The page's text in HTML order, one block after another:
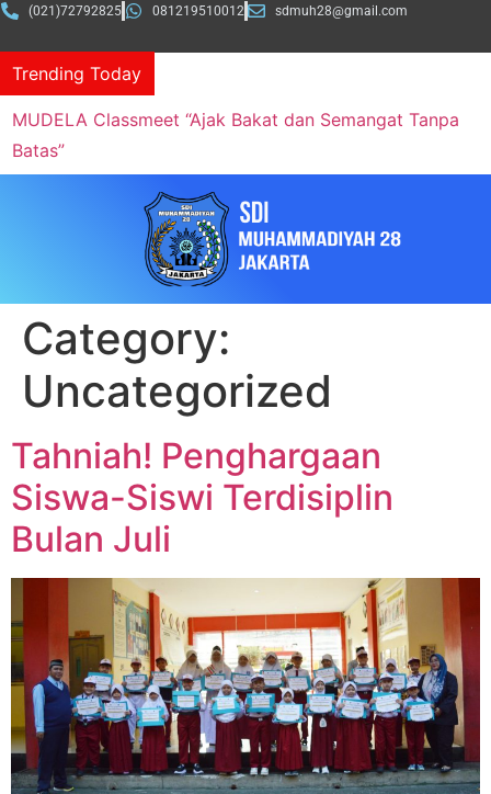
(021)72792825 081219510012 sdmuh28@gmail.com
Trending Today
MUDELA Classmeet “Ajak Bakat dan Semangat Tanpa
Batas”
Category:
Uncategorized
Tahniah! Penghargaan
Siswa-Siswi Terdisiplin
Bulan Juli